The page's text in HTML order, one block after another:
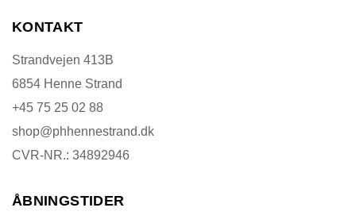
KONTAKT
Strandvejen 413B
6854 Henne Strand
+45 75 25 02 88
shop@phhennestrand.dk
CVR-NR.: 34892946
ÅBNINGSTIDER